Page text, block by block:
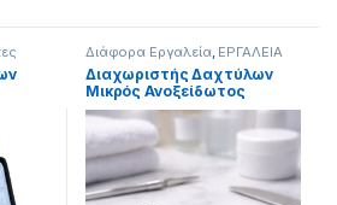
Διάφορα Εργαλεία, ΕΡΓΑΛΕΙΑ
Διαχωριστής Δαχτύλων
Μικρός Ανοξείδωτος
(Stainless Steel)